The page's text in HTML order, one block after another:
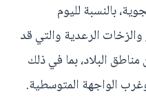
بالنسبة لليوم
الرعدية والتي قد
البلاد، بما في ذلك
الواجهة المتوسطية.